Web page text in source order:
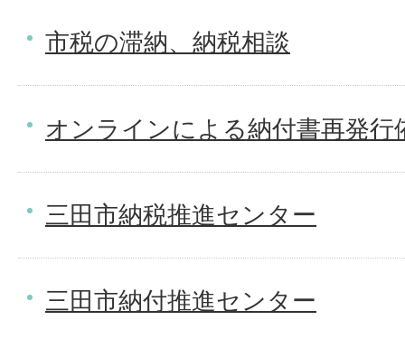
市税の滞納、納税相談
オンラインによる納付書再発行
三田市納税推進センター
三田市納付推進センター